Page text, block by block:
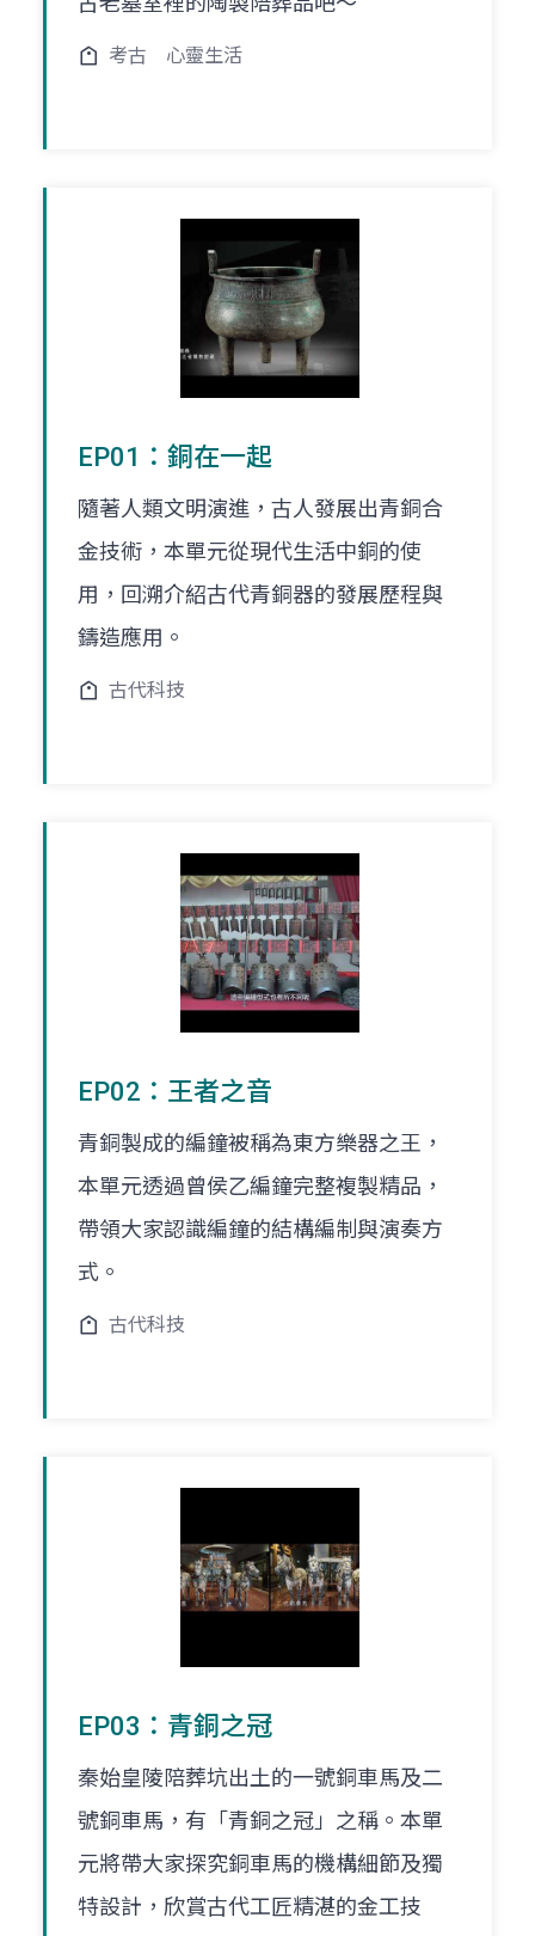
考古 心靈生活
EP01：銅在一起
隨著人類文明演進，古人發展出青銅合
金技術，本單元從現代生活中銅的使
用，回溯介紹古代青銅器的發展歷程與
鑄造應用。
古代科技
EP02：王者之音
青銅製成的編鐘被稱為東方樂器之王，
本單元透過曾侯乙編鐘完整複製精品，
帶領大家認識編鐘的結構編制與演奏方
式。
古代科技
EP03：青銅之冠
秦始皇陵陪葬坑出土的一號銅車馬及二
號銅車馬，有「青銅之冠」之稱。本單
元將帶大家探究銅車馬的機構細節及獨
特設計，欣賞古代工匠精湛的金工技